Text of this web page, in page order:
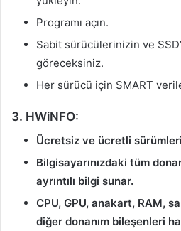
Programı açın.
Sabit sürücülerinizin ve
göreceksiniz.
Her sürücü için SMART
3. HWiNFO:
Ücretsiz ve ücretli
Bilgisayarınızdaki tüm
ayrıntılı bilgi sunar.
CPU, GPU, anakart, RAM,
diğer donanım bileşenleri